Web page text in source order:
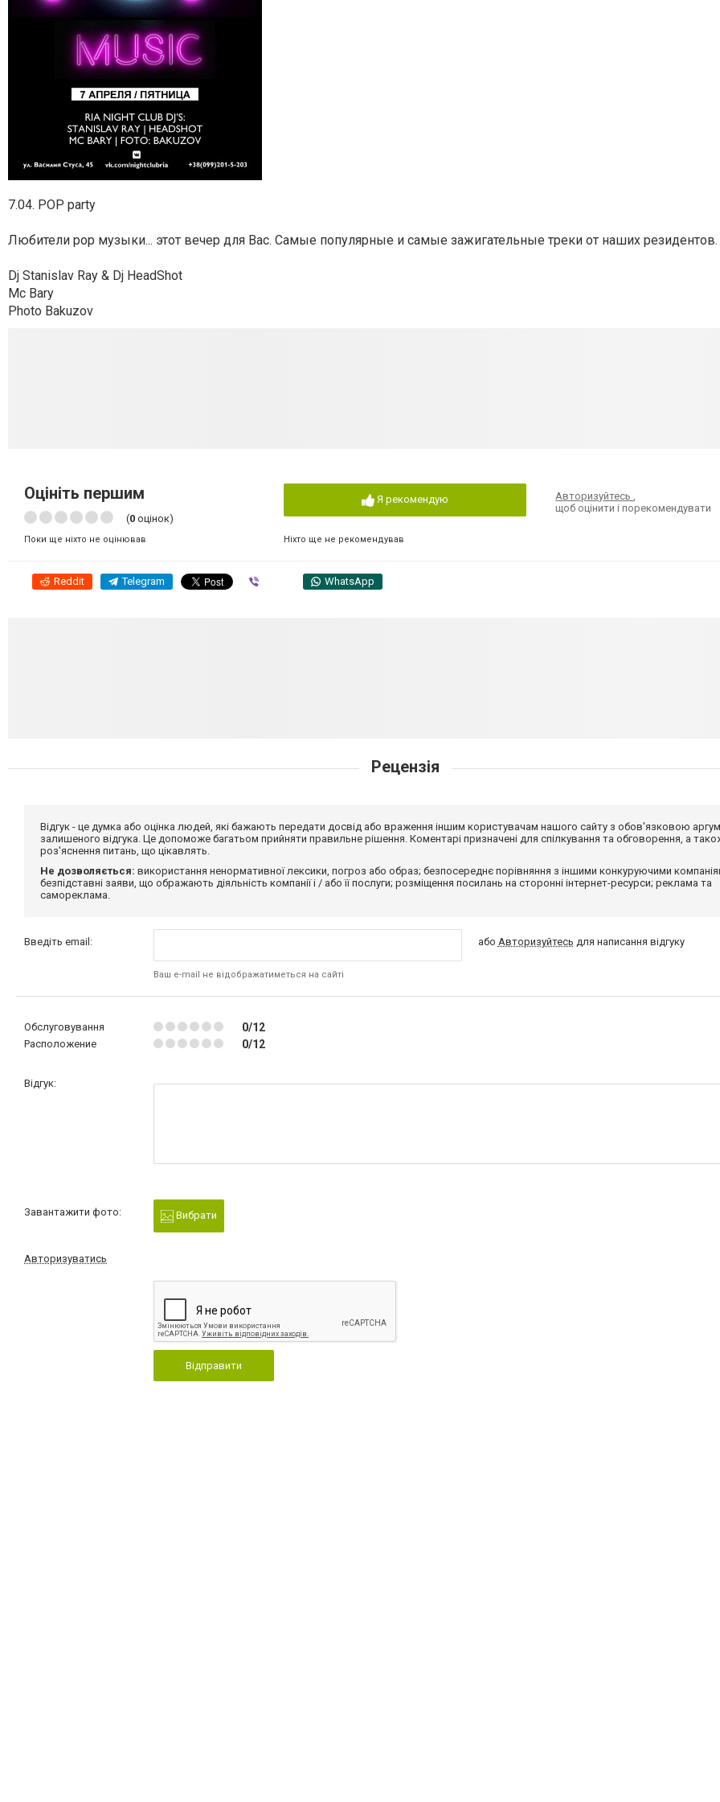
7.04. POP party
Любители рор музыки... этот вечер для Вас. Самые популярные и самые зажигательные треки от наших резидентов.
Dj Stanislav Ray & Dj HeadShot
Mc Bary
Photo Bakuzov
Оцініть першим
(0 оцінок)
Поки ще ніхто не оцінював
Я рекомендую
Ніхто ще не рекомендував
Авторизуйтесь,
щоб оцінити і порекомендувати
Reddit Telegram WhatsApp
Рецензія
Відгук - це думка або оцінка людей, які бажають передати досвід або враження іншим користувачам нашого сайту з обов'язковою
залишеного відгука. Це допоможе багатьом прийняти правильне рішення. Коментарі призначені для спілкування та обговорення, а
роз'яснення питань, що цікавлять.
Не дозволяється: використання ненормативної лексики, погроз або образ; безпосереднє порівняння з іншими конкуруючими
безпідставні заяви, що ображають діяльність компанії і / або її послуги; розміщення посилань на сторонні інтернет-ресурси; реклама та
самореклама.
Введіть email:
Ваш e-mail не відображатиметься на сайті
або Авторизуйтесь для написання відгуку
Обслуговування 0/12
Расположение 0/12
Відгук:
Завантажити фото: Вибрати
Авторизуватись
Відправити